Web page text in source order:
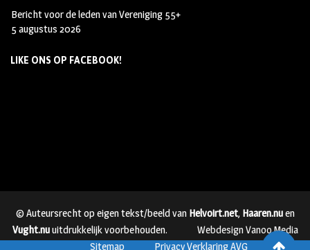
Bericht voor de leden van Vereniging 55+
5 augustus 2026
LIKE ONS OP FACEBOOK!
© Auteursrecht op eigen tekst/beeld van Helvoirt.net, Haaren.nuen
Vught.nuuitdrukkelijk voorbehouden.
Webdesign Vanoo Media
Sitemap
Privacy Verklaring AVG